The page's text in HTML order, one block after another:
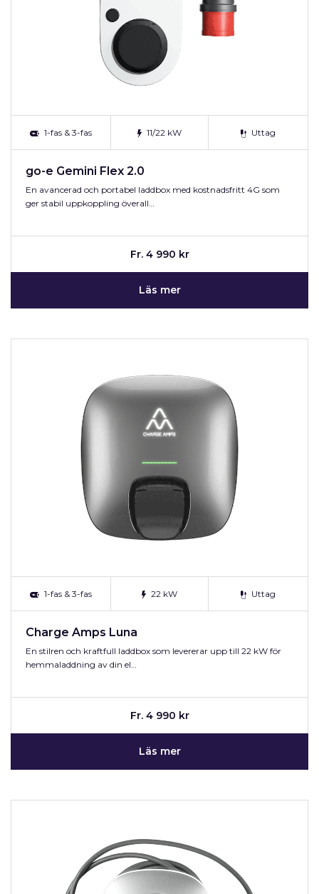
1-fas & 3-fas 11/22 kW Uttag
go-e Gemini Flex 2.0
En avancerad och portabel laddbox med kostnadsfritt 4G som
ger stabil uppkoppling överall…
Fr. 4 990 kr
Läs mer
1-fas & 3-fas 22 kW Uttag
Charge Amps Luna
En stilren och kraftfull laddbox som levererar upp till 22 kW för
hemmaladdning av din el…
Fr. 4 990 kr
Läs mer